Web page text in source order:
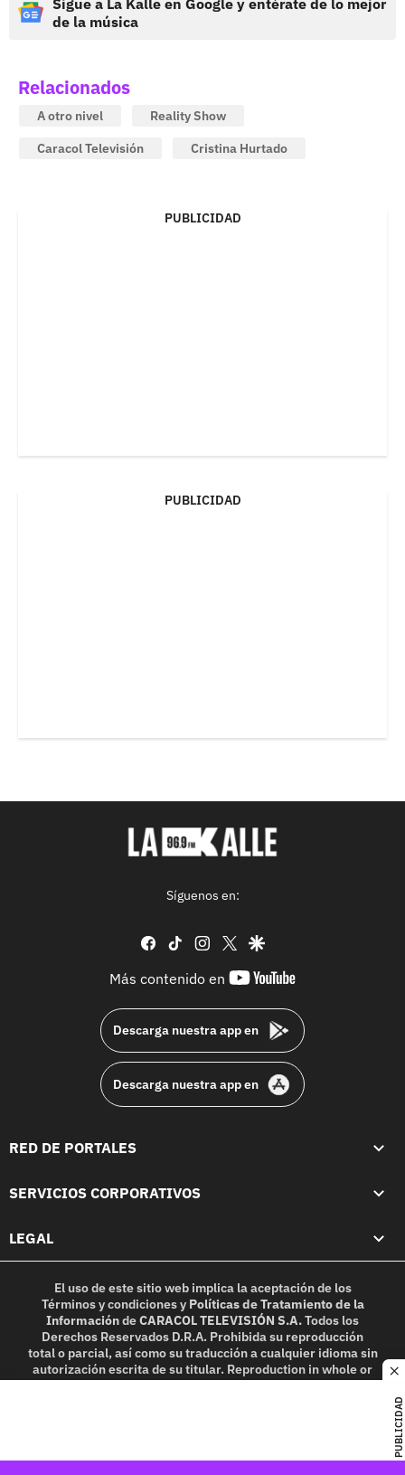
PUBLICIDAD
de la música
Relacionados
A otro nivel
Reality Show
Caracol Televisión
Cristina Hurtado
PUBLICIDAD
PUBLICIDAD
Síguenos en:
facebook
tiktok instagram
twittergoogle
Más contenido en
youtube-
Descarga nuestra app en
Descarga nuestra app en
RED DE PORTALES
SERVICIOS CORPORATIVOS
LEGAL
El uso de este sitio web implica la aceptación de los
Términos y condicionesy Políticas de Tratamiento de la
InformacióndeCARACOL TELEVISIÓN S.A.Todos los
Derechos Reservados D.R.A. Prohibida su reproducción
total o parcial, así como su traducción a cualquier idioma sin
autorización escrita de su titular. Reproduction in whole or